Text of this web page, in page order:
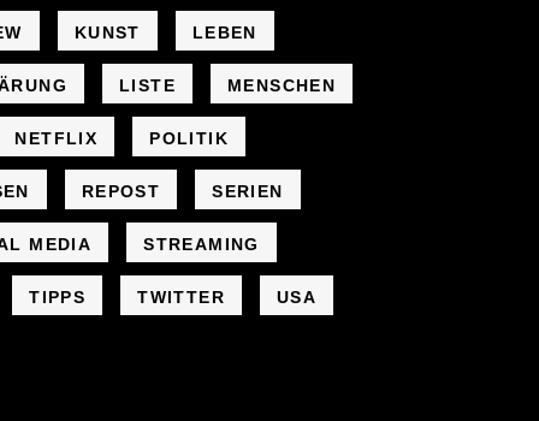
KUNST LEBEN
LISTE MENSCHEN
NETFLIX POLITIK
REPOST SERIEN
MEDIA STREAMING
TIPPS TWITTER USA